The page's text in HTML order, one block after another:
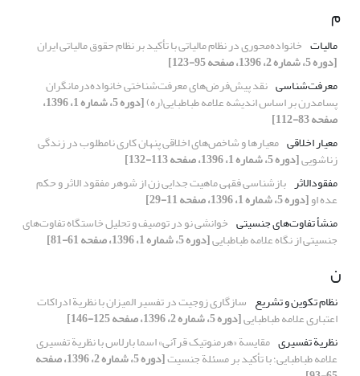
م
مالیات خانواده‌محوری در نظام مالیاتی با تأکید بر نظام حقوق مالیاتی ایران
[دوره 5، شماره 2، 1396، صفحه 95-123]
معرفت‌شناسی نقد پیش‌فرض‌های معرفت‌شناختی خانواده‌درمانگران
پسا‌مدرن بر اساس اندیشه علامه طباطبایی(ره) [دوره 5، شماره 1، 1396،
صفحه 83-112]
معیار اخلاقی معیارها و شاخص‌های اخلاقی پنهان کاری نامطلوب در زندگی
زناشویی[دوره 5، شماره 1، 1396، صفحه 113-132]
مفقودالاثر بازشناسی فقهی ماهیت جدایی زن از شوهر مفقود الاثر و حکم
عده او[دوره 5، شماره 1، 1396، صفحه 11-29]
منشأ تفاوت‌های جنسیتی خوانشی نو در توصیف و تحلیل خاستگاه تفاوت‌های
جنسیتی از نگاه علامه طباطبایی[دوره 5، شماره 1، 1396، صفحه 61-81]
ن
نظام تکوین و تشریع سازگاری زوجیت در تفسیر المیزان با نظریة ادراکات
اعتباری علامه طباطبایی[دوره 5، شماره 2، 1396، صفحه 125-146]
نظریة تفسیری مقایسة «هرمنوتیک قرآنی» اسما بارلاس با نظریة تفسیری
علامه طباطبایی؛ با تأکید بر مسئلة جنسیت [دوره 5، شماره 2، 1396، صفحه